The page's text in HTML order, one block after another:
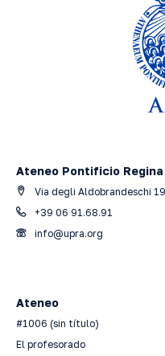
Ateneo Pontificio
Via degli Aldobrandeschi
+39 06 91.68.91
info@upra.org
Ateneo
#1006 (sin título)
El profesorado